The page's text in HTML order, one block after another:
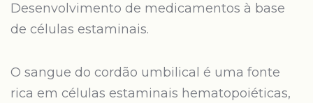
Desenvolvimento de medicamentos à base
de células estaminais.
O sangue do cordão umbilical é uma fonte
rica em células estaminais hematopoiéticas,